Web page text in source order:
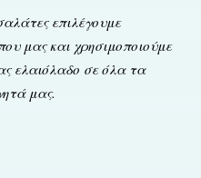
επιλέγουμε
μας και χρησιμοποιούμε
ελαιόλαδο σε όλα τα
μας.